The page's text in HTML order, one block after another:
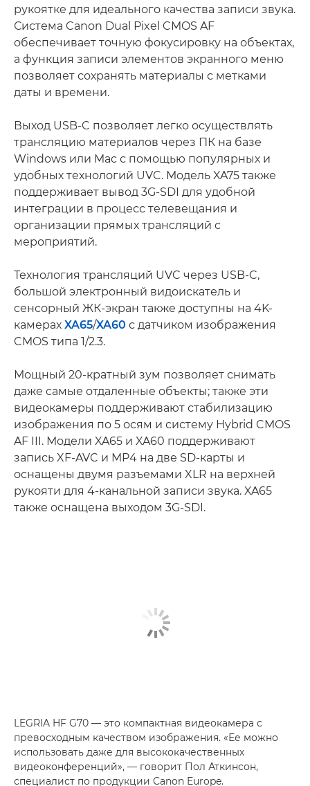
рукоятке для идеального качества записи звука.
Система Canon Dual Pixel CMOS AF
обеспечивает точную фокусировку на объектах,
а функция записи элементов экранного меню
позволяет сохранять материалы с метками
даты и времени.
Выход USB-C позволяет легко осуществлять
трансляцию материалов через ПК на базе
Windows или Mac с помощью популярных и
удобных технологий UVC. Модель XA75 также
поддерживает вывод 3G-SDI для удобной
интеграции в процесс телевещания и
организации прямых трансляций с
мероприятий.
Технология трансляций UVC через USB-C,
большой электронный видоискатель и
сенсорный ЖК-экран также доступны на 4K-
камерах XA65/XA60 с датчиком изображения
CMOS типа 1/2.3.
Мощный 20-кратный зум позволяет снимать
даже самые отдаленные объекты; также эти
видеокамеры поддерживают стабилизацию
изображения по 5 осям и систему Hybrid CMOS
AF III. Модели XA65 и XA60 поддерживают
запись XF-AVC и MP4 на две SD-карты и
оснащены двумя разъемами XLR на верхней
рукояти для 4-канальной записи звука. XA65
также оснащена выходом 3G-SDI.
LEGRIA HF G70 — это компактная видеокамера с
превосходным качеством изображения. «Ее можно
использовать даже для высококачественных
видеоконференций», — говорит Пол Аткинсон,
специалист по продукции Canon Europe.